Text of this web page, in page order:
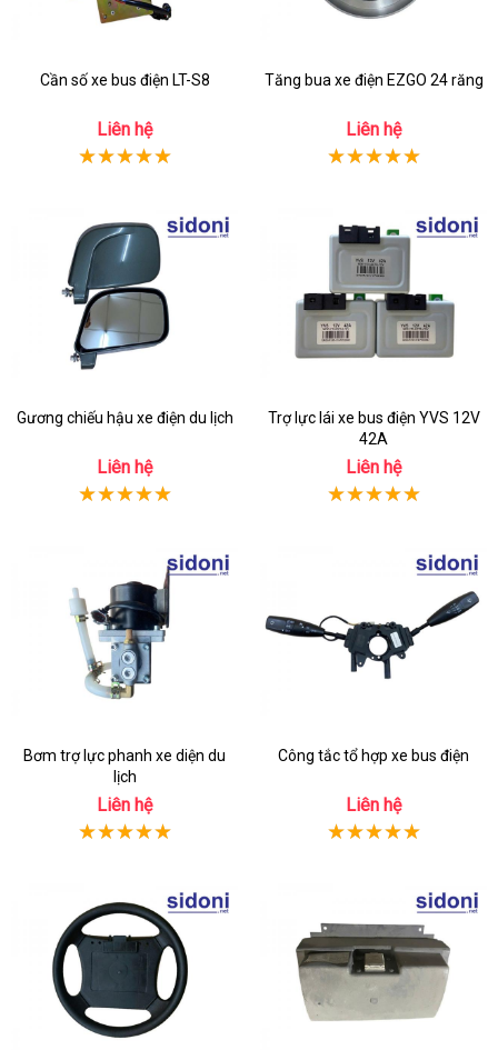
Cần số xe bus điện LT-S8
Liên hệ
Tăng bua xe điện EZGO 24 răng
Liên hệ
Gương chiếu hậu xe điện du lịch
Liên hệ
Trợ lực lái xe bus điện YVS 12V
42A
Liên hệ
Bơm trợ lực phanh xe diện du
lịch
Liên hệ
Công tắc tổ hợp xe bus điện
Liên hệ